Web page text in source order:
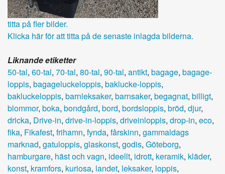
titta på fler bilder.
Klicka här för att titta på de senaste inlagda bilderna.
Liknande etiketter
50-tal, 60-tal, 70-tal, 80-tal, 90-tal, antikt, bagage, bagage-
loppis, bagageluckeloppis, baklucke-loppis,
bakluckeloppis, barnleksaker, barnsaker, begagnat, billigt,
blommor, boka, bondgård, bord, bordsloppis, bröd, djur,
dricka, Drive-in, drive-in-loppis, driveinloppis, drop-in, eco,
fika, Fikafest, frihamn, fynda, fårskinn, gammaldags
marknad, gatuloppis, glaskonst, godis, Göteborg,
hamburgare, häst och vagn, ideellt, idrott, keramik, kläder,
konst, kramfors, kuriosa, landet, leksaker, loppis,